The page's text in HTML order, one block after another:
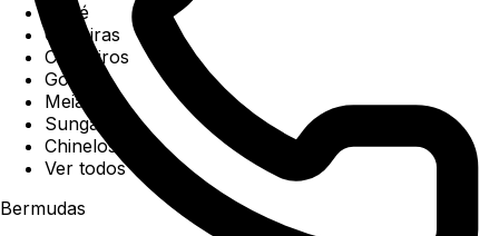
Boné
Carteiras
Chaveiros
Gorros
Meias
Sunga
Chinelos
Ver todos
Bermudas